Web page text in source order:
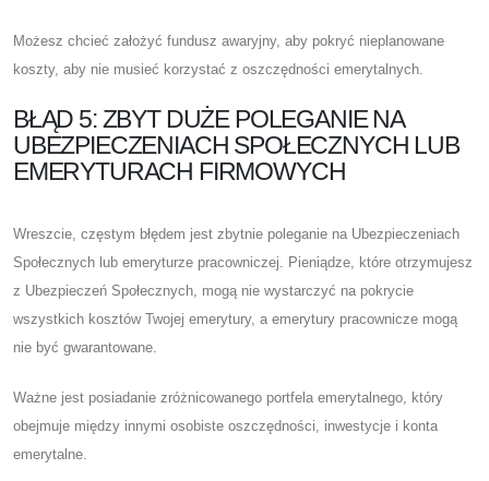
Możesz chcieć założyć fundusz awaryjny, aby pokryć nieplanowane
koszty, aby nie musieć korzystać z oszczędności emerytalnych.
BŁĄD 5: ZBYT DUŻE POLEGANIE NA
UBEZPIECZENIACH SPOŁECZNYCH LUB
EMERYTURACH FIRMOWYCH
Wreszcie, częstym błędem jest zbytnie poleganie na Ubezpieczeniach
Społecznych lub emeryturze pracowniczej. Pieniądze, które otrzymujesz
z Ubezpieczeń Społecznych, mogą nie wystarczyć na pokrycie
wszystkich kosztów Twojej emerytury, a emerytury pracownicze mogą
nie być gwarantowane.
Ważne jest posiadanie zróżnicowanego portfela emerytalnego, który
obejmuje między innymi osobiste oszczędności, inwestycje i konta
emerytalne.